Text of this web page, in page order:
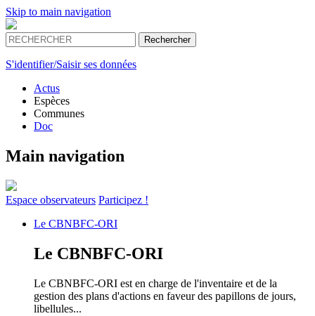
Skip to main navigation
S'identifier/Saisir ses données
Actus
Espèces
Communes
Doc
Main navigation
Espace observateurs Participez !
Le CBNBFC-ORI
Le CBNBFC-ORI
Le CBNBFC-ORI est en charge de l'inventaire et de la
gestion des plans d'actions en faveur des papillons de jours,
libellules...